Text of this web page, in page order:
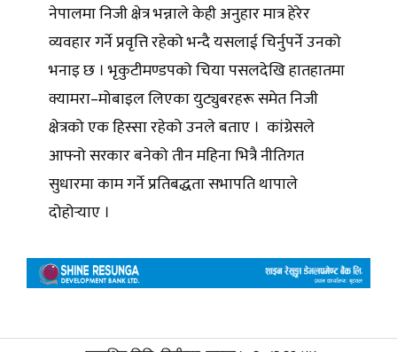
नेपालमा निजी क्षेत्र भन्नाले केही अनुहार मात्र हेरेर
व्यवहार गर्ने प्रवृत्ति रहेको भन्दै यसलाई चिर्नुपर्ने उनको
भनाइ छ । भृकुटीमण्डपको चिया पसलदेखि हातहातमा
क्यामरा–मोबाइल लिएका युट्युबरहरू समेत निजी
क्षेत्रको एक हिस्सा रहेको उनले बताए । कांग्रेसले
आफ्नो सरकार बनेको तीन महिना भित्रै नीतिगत
सुधारमा काम गर्ने प्रतिबद्धता सभापति थापाले
दोहोर्‍याए ।